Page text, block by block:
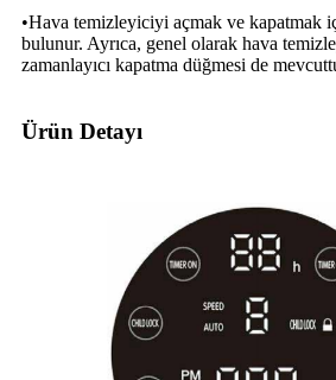
•Hava temizleyiciyi açmak ve kapatmak
bulunur. Ayrıca, genel olarak hava
zamanlayıcı kapatma düğmesi de
Ürün Detayı